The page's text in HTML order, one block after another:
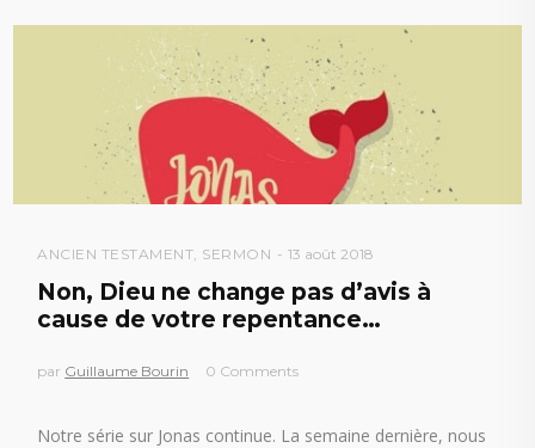
ANCIEN TESTAMENT, SERMON 13 août 2018
Non, Dieu ne change pas d’avis à
cause de votre repentance…
par Guillaume Bourin 0 Comments
Notre série sur Jonas continue. La semaine dernière, nous